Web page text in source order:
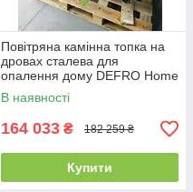
Повітряна камінна топка на
дровах сталева для
опалення дому DEFRO Home
PORTAL ME G з підйомними
дверцятами
В наявності
164 033 ₴ 182 259 ₴
Купити